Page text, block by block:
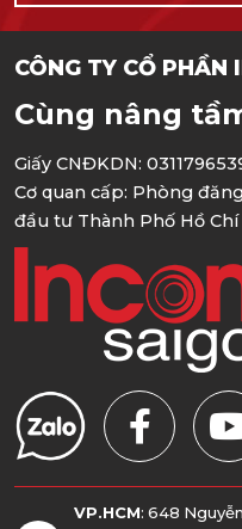
CÔNG TY CỔ PHẦN
Cùng nâng
Giấy CNĐKDN:
Cơ quan cấp: Phòng
đầu tư Thành Phố Hồ
VP.HCM: 648